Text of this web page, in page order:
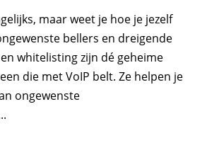
maar weet je hoe je jezelf
bellers en dreigende
whitelisting zijn dé geheime
die met VoIP belt. Ze helpen je
ongewenste